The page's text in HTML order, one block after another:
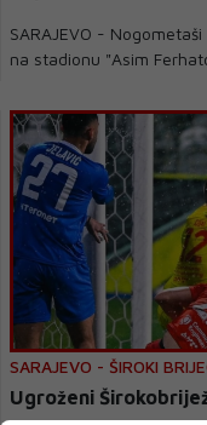
SARAJEVO -
na stadionu "Asim
SARAJEVO - ŠIROKI